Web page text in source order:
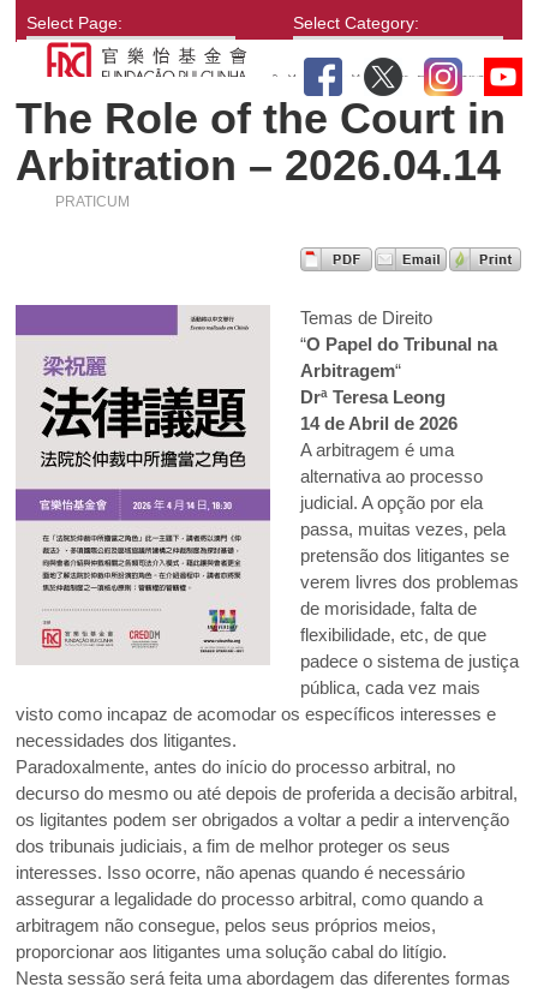
Select Page: Select Category:
The Role of the Court in
Arbitration – 2026.04.14
PRATICUM
Temas de Direito
“O Papel do Tribunal na
Arbitragem“
Drª Teresa Leong
14 de Abril de 2026
A arbitragem é uma
alternativa ao processo
judicial. A opção por ela
passa, muitas vezes, pela
pretensão dos litigantes se
verem livres dos problemas
de morisidade, falta de
flexibilidade, etc, de que
padece o sistema de justiça
pública, cada vez mais
visto como incapaz de acomodar os específicos interesses e
necessidades dos litigantes.
Paradoxalmente, antes do início do processo arbitral, no
decurso do mesmo ou até depois de proferida a decisão arbitral,
os ligitantes podem ser obrigados a voltar a pedir a intervenção
dos tribunais judiciais, a fim de melhor proteger os seus
interesses. Isso ocorre, não apenas quando é necessário
assegurar a legalidade do processo arbitral, como quando a
arbitragem não consegue, pelos seus próprios meios,
proporcionar aos litigantes uma solução cabal do litígio.
Nesta sessão será feita uma abordagem das diferentes formas